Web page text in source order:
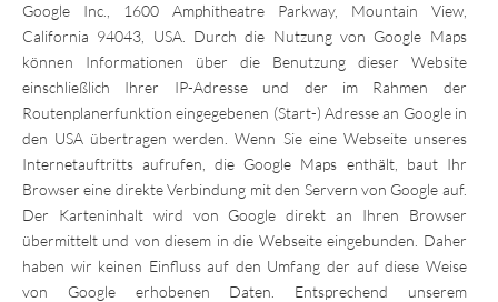
Google Inc., 1600 Amphitheatre Parkway, Mountain View,
California 94043, USA. Durch die Nutzung von Google Maps
können Informationen über die Benutzung dieser Website
einschließlich Ihrer IP-Adresse und der im Rahmen der
Routenplanerfunktion eingegebenen (Start-) Adresse an Google in
den USA übertragen werden. Wenn Sie eine Webseite unseres
Internetauftritts aufrufen, die Google Maps enthält, baut Ihr
Browser eine direkte Verbindung mit den Servern von Google auf.
Der Karteninhalt wird von Google direkt an Ihren Browser
übermittelt und von diesem in die Webseite eingebunden. Daher
haben wir keinen Einfluss auf den Umfang der auf diese Weise
von Google erhobenen Daten. Entsprechend unserem